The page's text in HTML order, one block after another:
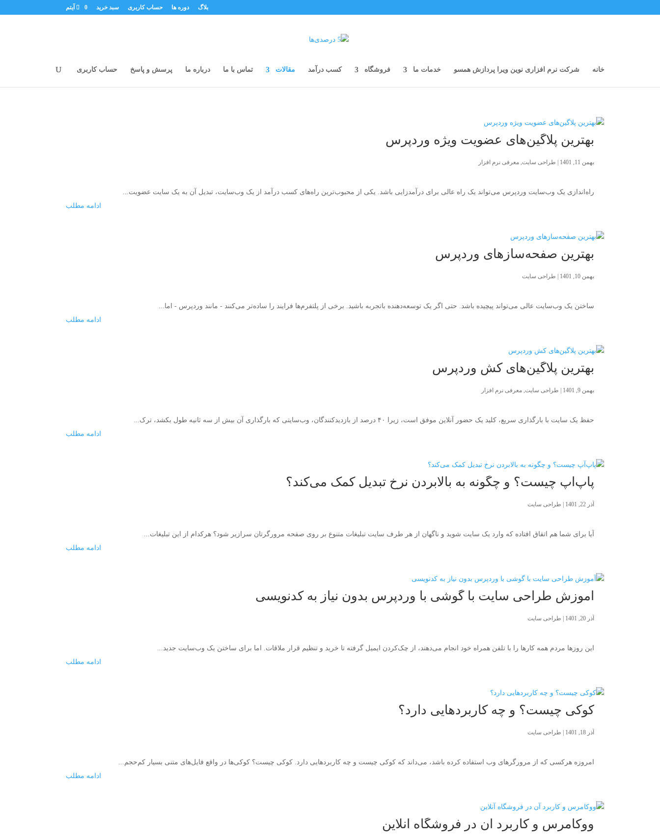
بلاگ دوره ها حساب کاربری سبد خرید 0 آیتم
خانه شرکت نرم افزاری نوین ویرا پردازش همسو خدمات ما فروشگاه کسب درآمد مقالات تماس با ما درباره ما پرسش و پاسخ حساب کاربری
بهترین پلاگین‌های عضویت ویژه وردپرس
بهمن 11, 1401 | طراحی سایت ,معرفی نرم افزار
راه‌اندازی یک وب‌سایت وردپرس می‌تواند یک راه عالی برای درآمدزایی باشد. یکی از محبوب‌ترین راه‌های کسب درآمد از یک وب‌سایت، تبدیل آن به یک سایت عضویت...
ادامه مطلب
بهترین صفحه‌سازهای وردپرس
بهمن 10, 1401 | طراحی سایت
ساختن یک وب‌سایت عالی می‌تواند پیچیده باشد. حتی اگر یک توسعه‌دهنده باتجربه باشید. برخی از پلتفرم‌ها فرایند را ساده‌تر می‌کنند - مانند وردپرس - اما...
ادامه مطلب
بهترین پلاگین‌های کش وردپرس
بهمن 9, 1401 | طراحی سایت ,معرفی نرم افزار
حفظ یک سایت با بارگذاری سریع، کلید یک حضور آنلاین موفق است، زیرا ۴۰ درصد از بازدیدکنندگان، وب‌سایتی که بارگذاری آن بیش از سه ثانیه طول بکشد، ترک...
ادامه مطلب
پاپ‌آپ چیست؟ و چگونه به بالابردن نرخ تبدیل کمک می‌کند؟
آذر 22, 1401 | طراحی سایت
آیا برای شما هم اتفاق افتاده که وارد یک سایت شوید و ناگهان از هر طرف سایت تبلیغات متنوع بر روی صفحه مرورگرتان سرازیر شود؟ هرکدام از این تبلیغات...
ادامه مطلب
آموزش طراحی سایت با گوشی با وردپرس بدون نیاز به کدنویسی
آذر 20, 1401 | طراحی سایت
این روزها مردم همه کارها را با تلفن همراه خود انجام می‌دهند، از چک‌کردن ایمیل گرفته تا خرید و تنظیم قرار ملاقات. اما برای ساختن یک وب‌سایت جدید...
ادامه مطلب
کوکی چیست؟ و چه کاربردهایی دارد؟
آذر 18, 1401 | طراحی سایت
امروزه هرکسی که از مرورگرهای وب استفاده کرده باشد، می‌داند که کوکی چیست و چه کاربردهایی دارد. کوکی‌ چیست؟ کوکی‌ها در واقع فایل‌های متنی بسیار کم‌حجم...
ادامه مطلب
ووکامرس و کاربرد آن در فروشگاه آنلاین